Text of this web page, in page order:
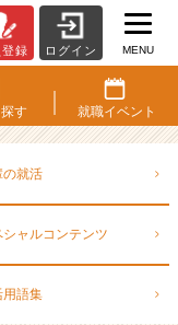
録 ログイン MENU
探す 就職イベント
の就活
シャルコンテンツ
用語集